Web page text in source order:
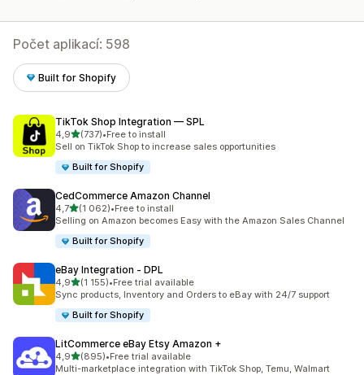
Počet aplikací: 598
Built for Shopify
TikTok Shop Integration — SPL
4,9z 5 hvězd
(737)
Celkový počet recenzí: 737
•Free to install
Sell on TikTok Shop to increase sales opportunities
Built for Shopify
CedCommerce Amazon Channel
4,7z 5 hvězd
(1 062)
Celkový počet recenzí: 1062
•Free to install
Selling on Amazon becomes Easy with the Amazon Sales Channel
Built for Shopify
eBay Integration ‑ DPL
4,9z 5 hvězd
(1 155)
Celkový počet recenzí: 1155
•Free trial available
Sync products, Inventory and Orders to eBay with 24/7 support
Built for Shopify
LitCommerce eBay Etsy Amazon +
4,9z 5 hvězd
(895)
Celkový počet recenzí: 895
•Free trial available
Multi-marketplace integration with TikTok Shop, Temu, Walmart